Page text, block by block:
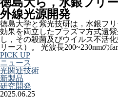
外線光源開発
徳島大学と紫光技研は，水銀フ
効果を両立したプラズマ方式遠
し，その殺菌及びウイルス不活
リース）。 光波長200~230nmの
PICK UP
ニュース
光関連技術
新製品
研究開発
2025.06.25